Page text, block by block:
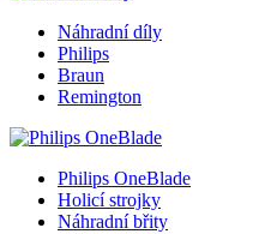
Náhradní díly
Philips
Braun
Remington
Philips OneBlade
Holicí strojky
Náhradní břity